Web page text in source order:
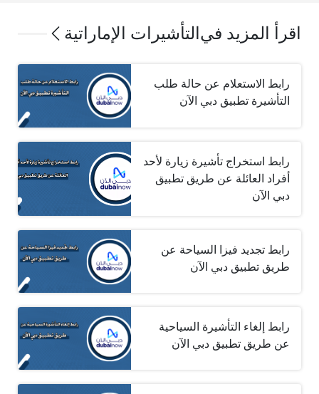
اقرأ المزيد في التأشيرات الإماراتية
رابط الاستعلام عن حالة طلب
التأشيرة تطبيق دبي الآن
رابط استخراج تأشيرة زيارة لأحد
أفراد العائلة عن طريق تطبيق
دبي الآن
رابط تجديد فيزا السياحة عن
طريق تطبيق دبي الآن
رابط إلغاء التأشيرة السياحية
عن طريق تطبيق دبي الآن